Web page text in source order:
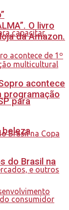
para
O livro
da Amazon.
acontece
programação
do Brasil na